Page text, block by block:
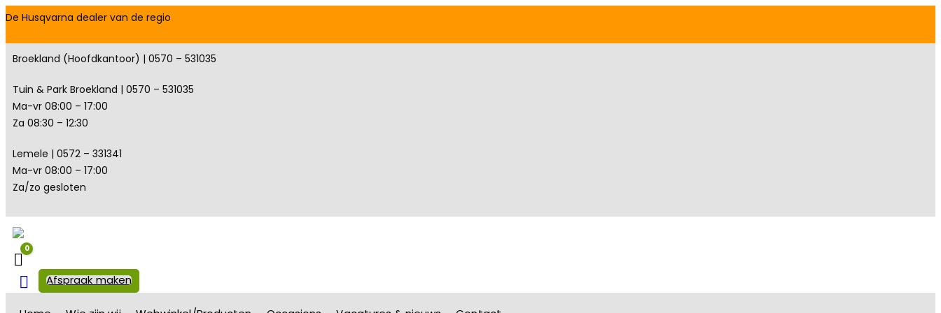
De Husqvarna dealer van de regio
Broekland (Hoofdkantoor) | 0570 – 531035
Tuin & Park Broekland | 0570 – 531035
Ma-vr 08:00 – 17:00
Za 08:30 – 12:30
Lemele | 0572 – 331341
Ma-vr 08:00 – 17:00
Za/zo gesloten
Winkelwagen
0
Afspraak maken